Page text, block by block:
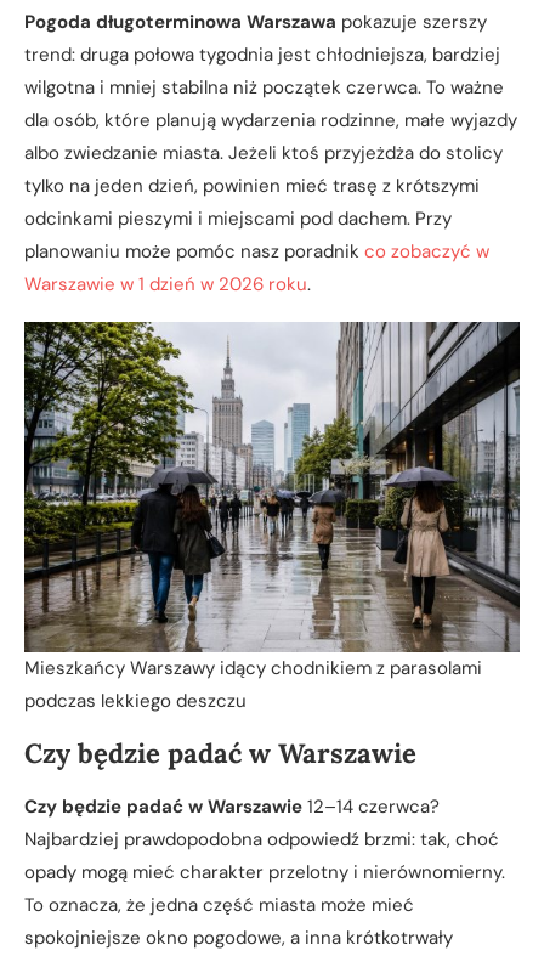
Pogoda długoterminowa Warszawa pokazuje szerszy
trend: druga połowa tygodnia jest chłodniejsza, bardziej
wilgotna i mniej stabilna niż początek czerwca. To ważne
dla osób, które planują wydarzenia rodzinne, małe wyjazdy
albo zwiedzanie miasta. Jeżeli ktoś przyjeżdża do stolicy
tylko na jeden dzień, powinien mieć trasę z krótszymi
odcinkami pieszymi i miejscami pod dachem. Przy
planowaniu może pomóc nasz poradnik co zobaczyć w
Warszawie w 1 dzień w 2026 roku.
Mieszkańcy Warszawy idący chodnikiem z parasolami
podczas lekkiego deszczu
Czy będzie padać w Warszawie
Czy będzie padać w Warszawie 12–14 czerwca?
Najbardziej prawdopodobna odpowiedź brzmi: tak, choć
opady mogą mieć charakter przelotny i nierównomierny.
To oznacza, że jedna część miasta może mieć
spokojniejsze okno pogodowe, a inna krótkotrwały